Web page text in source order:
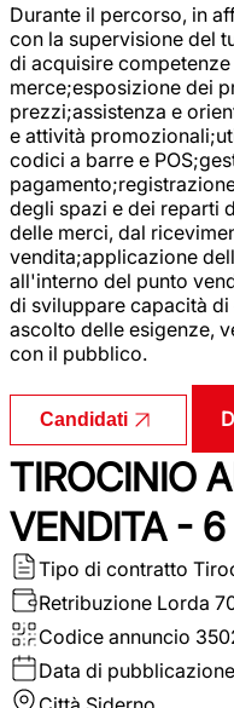
Durante il percorso, in
con la supervisione del
di acquisire
merce;esposizione dei
prezzi;assistenza e
e attività
codici a barre e
degli spazi e dei reparti
delle merci, dal
vendita;applicazione
all'interno del punto
di sviluppare capacità
ascolto delle esigenze,
con il pubblico.
Candidati
TIROCINIO
VENDITA - 6
Tipo di contratto
Retribuzione Lorda
Codice annuncio
Data di pubblicazione